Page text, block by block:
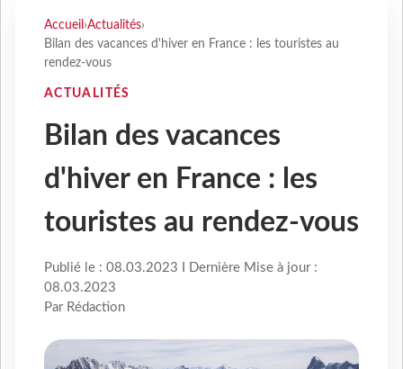
Accueil ›Actualités›
Bilan des vacances d'hiver en France : les touristes au
rendez-vous
ACTUALITÉS
Bilan des vacances
d'hiver en France : les
touristes au rendez-vous
Publié le : 08.03.2023 I Dernière Mise à jour :
08.03.2023
Par Rédaction